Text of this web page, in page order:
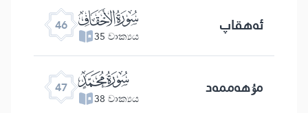
46 ﯛ
35 වාක්‍යය ئەھقاپ
47 ﯜ
38 වාක්‍යය مۇھەممەد